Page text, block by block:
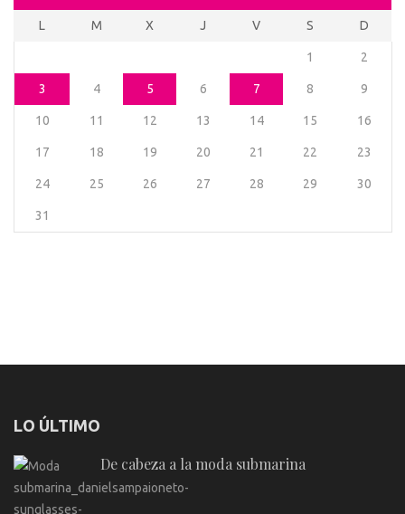
L M X J V S D
1 2
3 4 5 6 7 8 9
10 11 12 13 14 15 16
17 18 19 20 21 22 23
24 25 26 27 28 29 30
31
LO ÚLTIMO
De cabeza a la moda submarina